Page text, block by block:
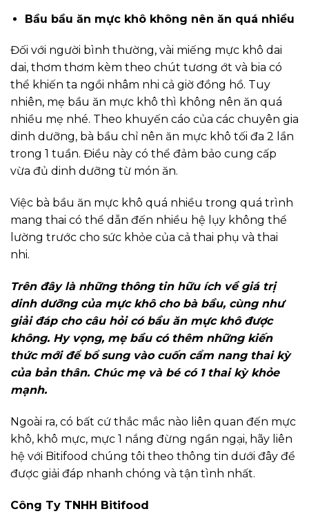
Bầu bầu ăn mực khô không nên ăn quá nhiều
Đối với người bình thường, vài miếng mực khô dai
dai, thơm thơm kèm theo chút tương ớt và bia có
thể khiến ta ngồi nhâm nhi cả giờ đồng hồ. Tuy
nhiên, mẹ bầu ăn mực khô thì không nên ăn quá
nhiều mẹ nhé. Theo khuyến cáo của các chuyên gia
dinh dưỡng, bà bầu chỉ nên ăn mực khô tối đa 2 lần
trong 1 tuần. Điều này có thể đảm bảo cung cấp
vừa đủ dinh dưỡng từ món ăn.
Việc bà bầu ăn mực khô quá nhiều trong quá trình
mang thai có thể dẫn đến nhiều hệ lụy không thể
lường trước cho sức khỏe của cả thai phụ và thai
nhi.
Trên đây là những thông tin hữu ích về giá trị
dinh dưỡng của mực khô cho bà bầu, cùng như
giải đáp cho câu hỏi có bầu ăn mực khô được
không. Hy vọng, mẹ bầu có thêm những kiến
thức mới để bổ sung vào cuốn cẩm nang thai kỳ
của bản thân. Chúc mẹ và bé có 1 thai kỳ khỏe
mạnh.
Ngoài ra, có bất cứ thắc mắc nào liên quan đến mực
khô, khô mực, mực 1 nắng đừng ngần ngại, hãy liên
hệ với Bitifood chúng tôi theo thông tin dưới đây để
được giải đáp nhanh chóng và tận tình nhất.
Công Ty TNHH Bitifood